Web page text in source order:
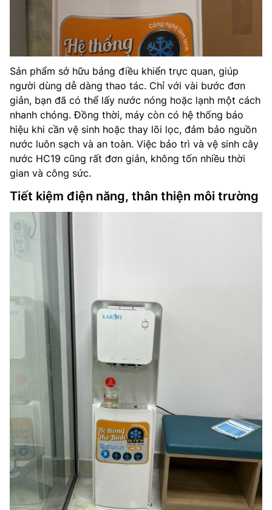
Sản phẩm sở hữu bảng điều khiển trực quan, giúp
người dùng dễ dàng thao tác. Chỉ với vài bước đơn
giản, bạn đã có thể lấy nước nóng hoặc lạnh một cách
nhanh chóng. Đồng thời, máy còn có hệ thống báo
hiệu khi cần vệ sinh hoặc thay lõi lọc, đảm bảo nguồn
nước luôn sạch và an toàn. Việc bảo trì và vệ sinh cây
nước HC19 cũng rất đơn giản, không tốn nhiều thời
gian và công sức.
Tiết kiệm điện năng, thân thiện môi trường